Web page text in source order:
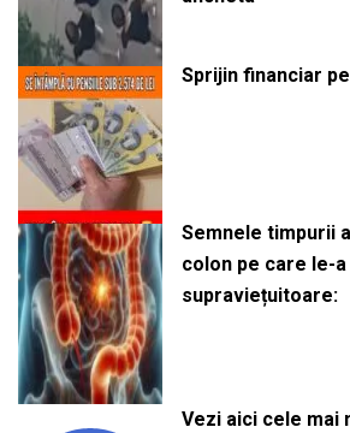
Sprijin financiar
Semnele timpurii
colon pe care le-
supraviețuitoare:
Vezi aici cele mai